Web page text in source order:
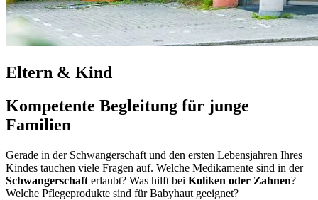
Eltern & Kind
Kompetente Begleitung für junge
Familien
Gerade in der Schwangerschaft und den ersten Lebensjahren Ihres
Kindes tauchen viele Fragen auf. Welche Medikamente sind in der
Schwangerschaft erlaubt? Was hilft bei Koliken oder Zahnen?
Welche Pflegeprodukte sind für Babyhaut geeignet?